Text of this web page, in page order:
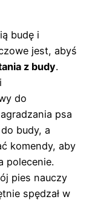
budę i
jest, abyś
z budy.
do
psa
budy, a
komendy, aby
polecenie.
pies nauczy
spędzał w